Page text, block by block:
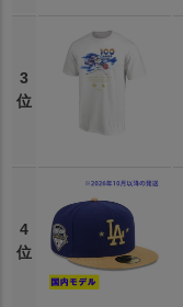
3
位
4
位